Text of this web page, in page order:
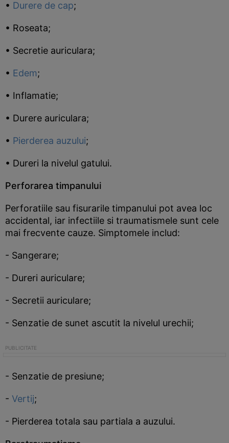
• Durere de cap;
• Roseata;
• Secretie auriculara;
• Edem;
• Inflamatie;
• Durere auriculara;
• Pierderea auzului;
• Dureri la nivelul gatului.
Perforarea timpanului
Perforatiile sau fisurarile timpanului pot avea loc
accidental, iar infectiile si traumatismele sunt cele
mai frecvente cauze. Simptomele includ:
- Sangerare;
- Dureri auriculare;
- Secretii auriculare;
- Senzatie de sunet ascutit la nivelul urechii;
- Senzatie de presiune;
- Vertij;
- Pierderea totala sau partiala a auzului.